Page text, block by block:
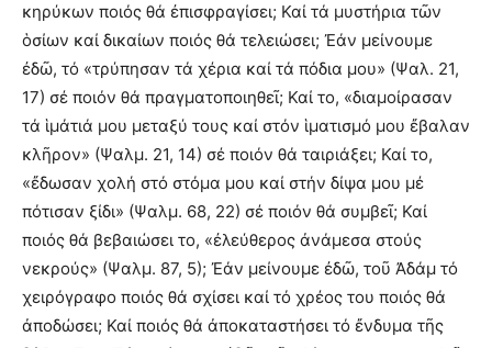
κηρύκων ποιός θά ἐπισφραγίσει; Καί τά μυστήρια τῶν
ὁσίων καί δικαίων ποιός θά τελειώσει; Ἐάν μείνουμε
ἐδῶ, τό «τρύπησαν τά χέρια καί τά πόδια μου» (Ψαλ. 21,
17) σέ ποιόν θά πραγματοποιηθεῖ; Καί το, «διαμοίρασαν
τά ἱμάτιά μου μεταξύ τους καί στόν ἱματισμό μου ἔβαλαν
κλῆρον» (Ψαλμ. 21, 14) σέ ποιόν θά ταιριάξει; Καί το,
«ἔδωσαν χολή στό στόμα μου καί στήν δίψα μου μέ
πότισαν ξίδι» (Ψαλμ. 68, 22) σέ ποιόν θά συμβεῖ; Καί
ποιός θά βεβαιώσει το, «ἐλεύθερος ἀνάμεσα στούς
νεκρούς» (Ψαλμ. 87, 5); Ἐάν μείνουμε ἐδῶ, τοῦ Ἀδάμ τό
χειρόγραφο ποιός θά σχίσει καί τό χρέος του ποιός θά
ἀποδώσει; Καί ποιός θά ἀποκαταστήσει τό ἔνδυμα τῆς